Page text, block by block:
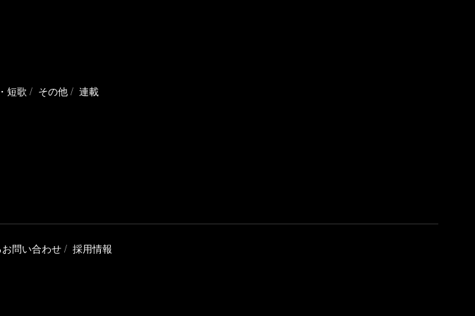
短歌 その他 連載
問い合わせ
採用情報